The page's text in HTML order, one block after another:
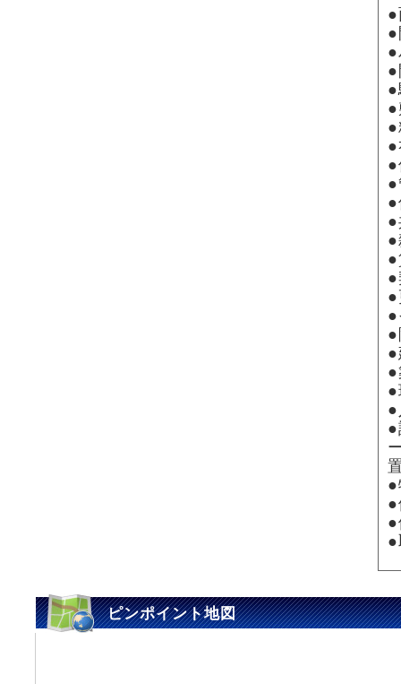
●
●
●
●
●
●
●
●
●
●
●
●
●
●
●
●
●
●
●
●
●
●
●
●
ピンポイント地図